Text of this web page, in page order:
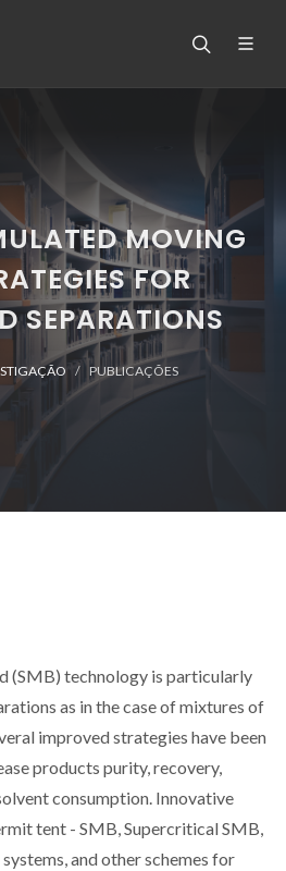
MOVING
FOR
SEPARATIONS
PUBLICAÇÕES
(SMB) technology is particularly
as in the case of mixtures of
improved strategies have been
products purity, recovery,
consumption. Innovative
tent - SMB, Supercritical SMB,
and other schemes for